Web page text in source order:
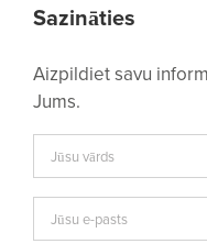
Sazināties
Aizpildiet savu
Jums.